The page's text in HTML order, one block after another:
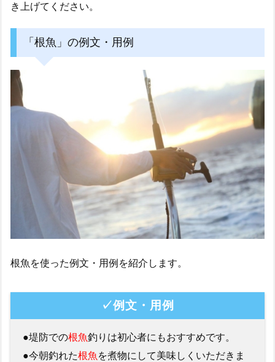
き上げてください。
「根魚」の例文・用例
根魚を使った例文・用例を紹介します。
✓例文・用例
●堤防での根魚釣りは初心者にもおすすめです。
●今朝釣れた根魚 を煮物にして美味しくいただきま